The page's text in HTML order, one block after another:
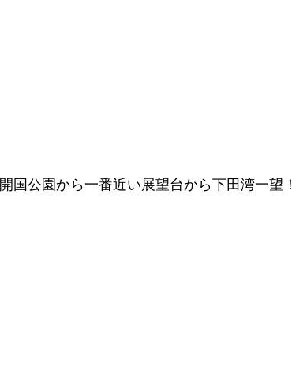
開国公園から一番近い展望台から下田湾一望！